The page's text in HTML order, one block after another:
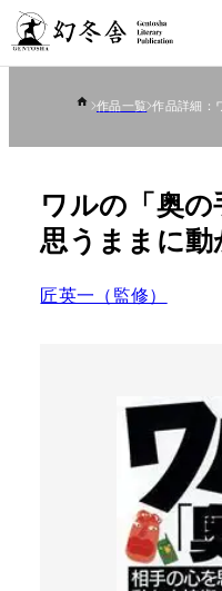
作品一覧 作品詳細：
ワルの「奥
思うままに動
匠英一（監修）